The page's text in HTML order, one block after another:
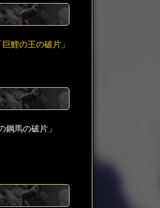
鯉の王の破片」
鋼馬の破片」